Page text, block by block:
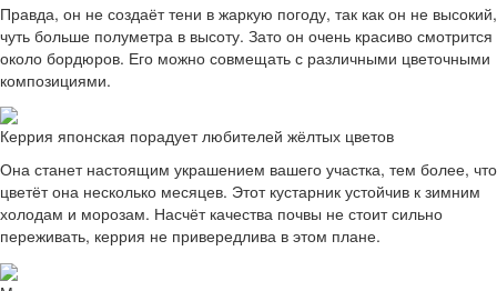
Правда, он не создаёт тени в жаркую погоду, так как он не высокий,
чуть больше полуметра в высоту. Зато он очень красиво смотрится
около бордюров. Его можно совмещать с различными цветочными
композициями.
Керрия японская порадует любителей жёлтых цветов
Она станет настоящим украшением вашего участка, тем более, что
цветёт она несколько месяцев. Этот кустарник устойчив к зимним
холодам и морозам. Насчёт качества почвы не стоит сильно
переживать, керрия не привередлива в этом плане.